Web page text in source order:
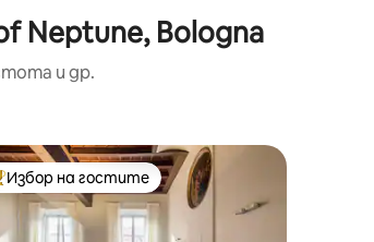
Neptune, Bologna
и др.
популярен избор на гостите
Избор на гостите